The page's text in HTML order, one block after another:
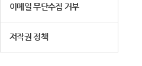
이메일 무단수집 거부
저작권 정책